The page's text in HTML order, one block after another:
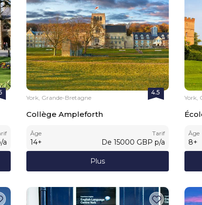
a
4.5
York, Grande-Bretagne
Collège Ampleforth
Âge
14+
Tarif
De 15000 GBP p/a
Plus
York,
Âge
8+